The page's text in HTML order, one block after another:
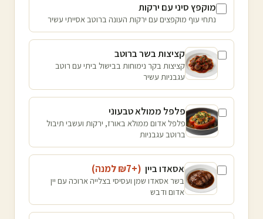
מוקפץ סיני עם ירקות
נתחי עוף מוקפצים עם ירקות העונה ברוטב אסייתי עשיר
קציצות בשר ברוטב
קציצות בקר נימוחות בבישול ביתי עם רוטב
עגבניות עשיר
פלפל ממולא טבעוני
פלפל אדום ממולא באורז, ירקות ועשבי תיבול
ברוטב עגבניות
אסאדו ביין (+₪
7 למנה)
בשר אסאדו שמן ועסיסי בצלייה ארוכה עם יין
אדום ודבש